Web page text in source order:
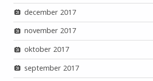
december 2017
november 2017
oktober 2017
september 2017